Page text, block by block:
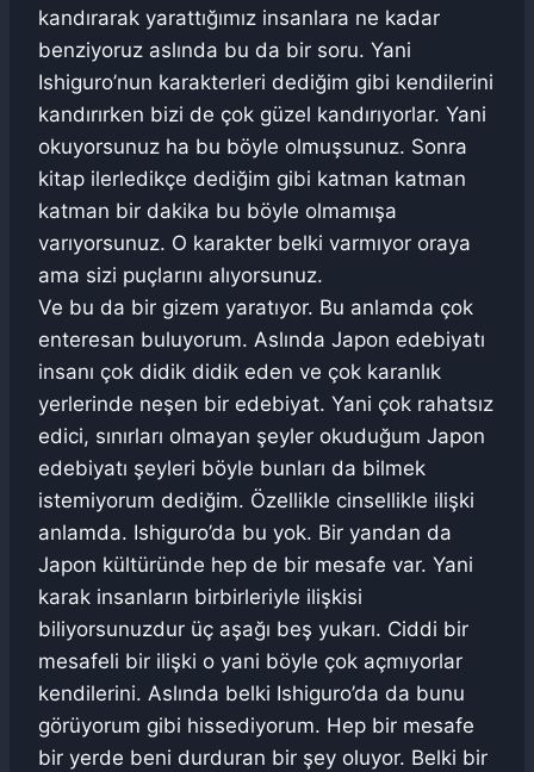
kandırarak yarattığımız insanlara ne kadar
benziyoruz aslında bu da bir soru. Yani
Ishiguro’nun karakterleri dediğim gibi kendilerini
kandırırken bizi de çok güzel kandırıyorlar. Yani
okuyorsunuz ha bu böyle olmuşsunuz. Sonra
kitap ilerledikçe dediğim gibi katman katman
katman bir dakika bu böyle olmamışa
varıyorsunuz. O karakter belki varmıyor oraya
ama sizi puçlarını alıyorsunuz.
Ve bu da bir gizem yaratıyor. Bu anlamda çok
enteresan buluyorum. Aslında Japon edebiyatı
insanı çok didik didik eden ve çok karanlık
yerlerinde neşen bir edebiyat. Yani çok rahatsız
edici, sınırları olmayan şeyler okuduğum Japon
edebiyatı şeyleri böyle bunları da bilmek
istemiyorum dediğim. Özellikle cinsellikle ilişki
anlamda. Ishiguro’da bu yok. Bir yandan da
Japon kültüründe hep de bir mesafe var. Yani
karak insanların birbirleriyle ilişkisi
biliyorsunuzdur üç aşağı beş yukarı. Ciddi bir
mesafeli bir ilişki o yani böyle çok açmıyorlar
kendilerini. Aslında belki Ishiguro’da da bunu
görüyorum gibi hissediyorum. Hep bir mesafe
bir yerde beni durduran bir şey oluyor. Belki bir